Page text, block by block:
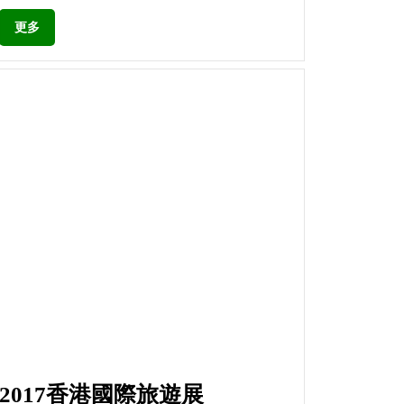
更多
2017香港國際旅遊展